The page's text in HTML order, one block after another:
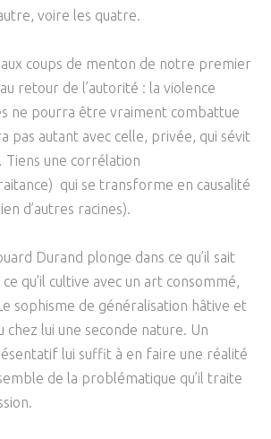
voire les quatre.
coups de menton de notre premier
retour de l’autorité : la violence
ne pourra être vraiment combattue
pas autant avec celle, privée, qui sévit
une corrélation
qui se transforme en causalité
d’autres racines).
Durand plonge dans ce qu’il sait
qu’il cultive avec un art consommé,
sophisme de généralisation hâtive et
chez lui une seconde nature. Un
lui suffit à en faire une réalité
de la problématique qu’il traite